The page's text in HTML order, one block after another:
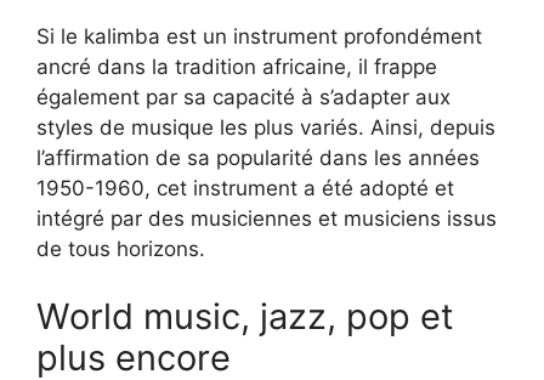
Si le kalimba est un instrument profondément
ancré dans la tradition africaine, il frappe
également par sa capacité à s’adapter aux
styles de musique les plus variés. Ainsi, depuis
l’affirmation de sa popularité dans les années
1950-1960, cet instrument a été adopté et
intégré par des musiciennes et musiciens issus
de tous horizons.
World music, jazz, pop et
plus encore